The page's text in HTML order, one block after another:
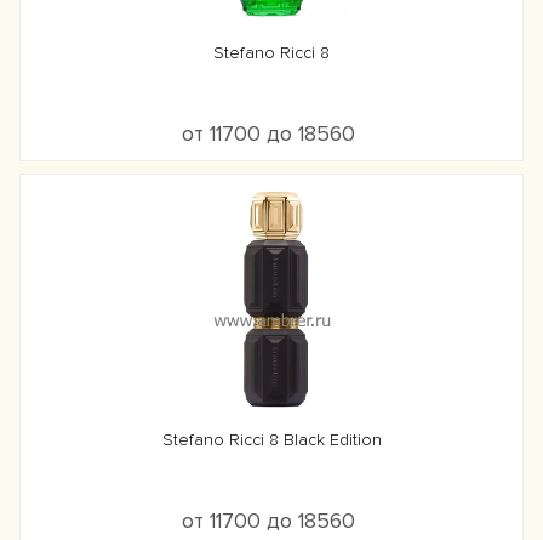
Stefano Ricci 8
от 11700 до 18560
Stefano Ricci 8 Black Edition
от 11700 до 18560